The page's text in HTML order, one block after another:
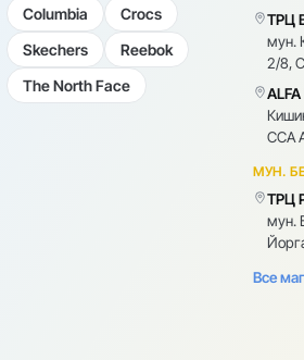
Columbia
Crocs
Skechers
Reebok
The North Face
ТРЦ
мун.
2/8,
CCA
МУН.
ТРЦ
мун.
Все